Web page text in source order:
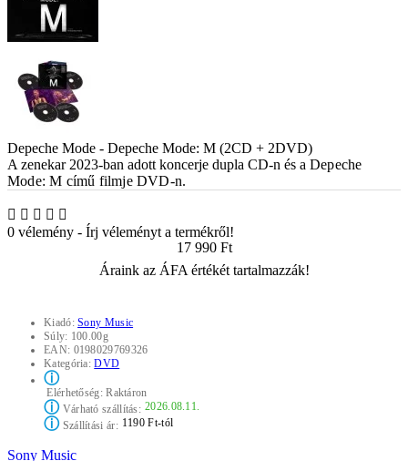
Depeche Mode - Depeche Mode: M (2CD + 2DVD)
A zenekar 2023-ban adott koncerje dupla CD-n és a Depeche
Mode: M című filmje DVD-n.
0 vélemény - Írj véleményt a termékről!
17 990 Ft
Áraink az ÁFA értékét tartalmazzák!
Kiadó:Sony Music
Súly: 100.00g
EAN: 0198029769326
Kategória:DVD
ⓘ
Elérhetőség:Raktáron
ⓘVárható szállítás: 2026.08.11.
ⓘSzállítási ár: 1190 Ft-tól
Sony Music